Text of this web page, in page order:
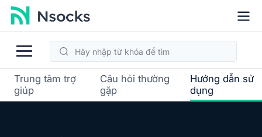
Trung tâm trợ
giúp
Câu hỏi thường
gặp
Hướng dẫn sử
dụng